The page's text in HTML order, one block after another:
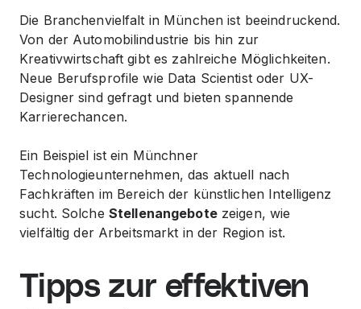
Die Branchenvielfalt in München ist beeindruckend.
Von der Automobilindustrie bis hin zur
Kreativwirtschaft gibt es zahlreiche Möglichkeiten.
Neue Berufsprofile wie Data Scientist oder UX-
Designer sind gefragt und bieten spannende
Karrierechancen.
Ein Beispiel ist ein Münchner
Technologieunternehmen, das aktuell nach
Fachkräften im Bereichder künstlichen Intelligenz
sucht. Solche Stellenangebotezeigen, wie
vielfältig der Arbeitsmarkt in der Region ist.
Tipps zur effektiven